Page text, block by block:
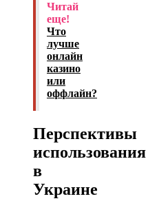
Читай
еще!
Что
лучше
онлайн
казино
или
оффлайн?
Перспективы
использования
в
Украине